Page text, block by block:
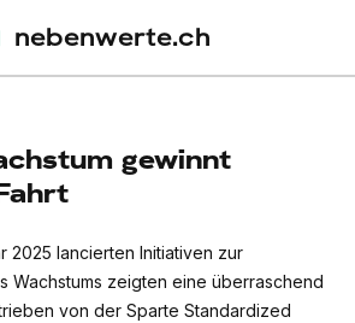
nebenwerte.ch
gewinnt
2025 lancierten Initiativen zur
Wachstums zeigten eine überraschend
von der Sparte Standardized